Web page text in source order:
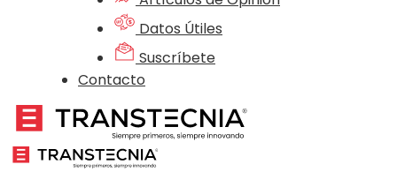
Datos Útiles
Suscríbete
Contacto